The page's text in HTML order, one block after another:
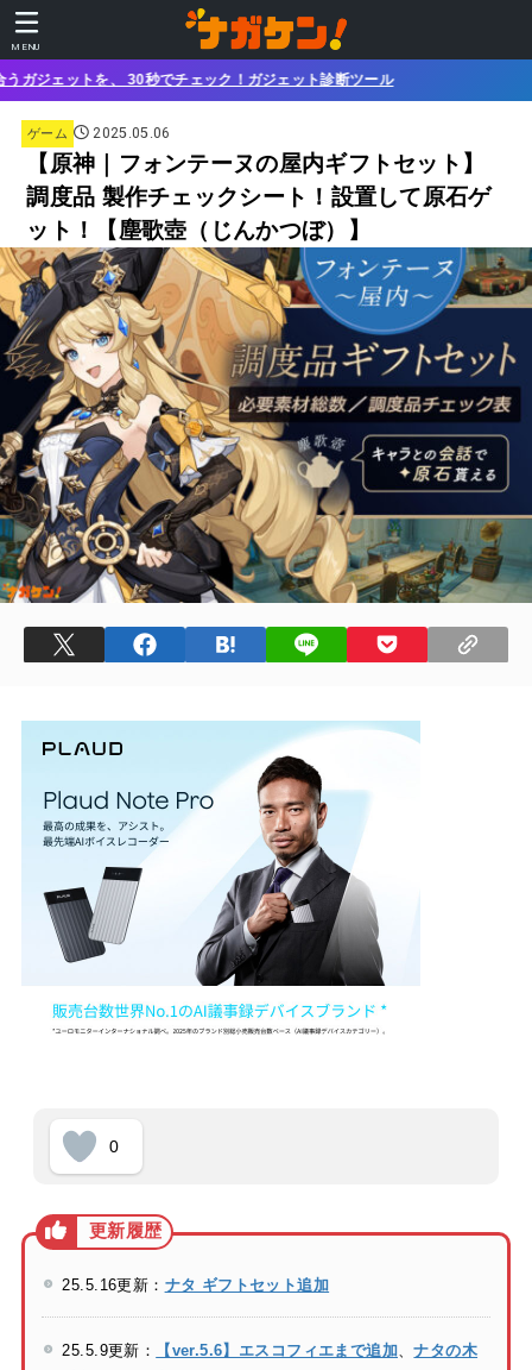
MENU
チェック！ガジェット診断ツール
ゲーム 2025.05.06
【原神｜フォンテーヌの屋内ギフトセット】
調度品 製作チェックシート！設置して原石ゲ
ット！【塵歌壺（じんかつぼ）】
0
25.5.16更新： ナタ ギフトセット追加
25.5.9更新： 【ver.5.6】エスコフィエまで追加 、ナタの木